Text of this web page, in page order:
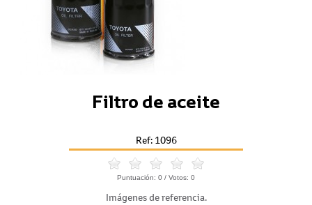
Filtro de aceite
Ref: 1096
Puntuación: 0 / Votos: 0
Imágenes de referencia.